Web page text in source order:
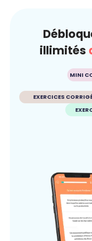
illimités
MINI
EXERCICES